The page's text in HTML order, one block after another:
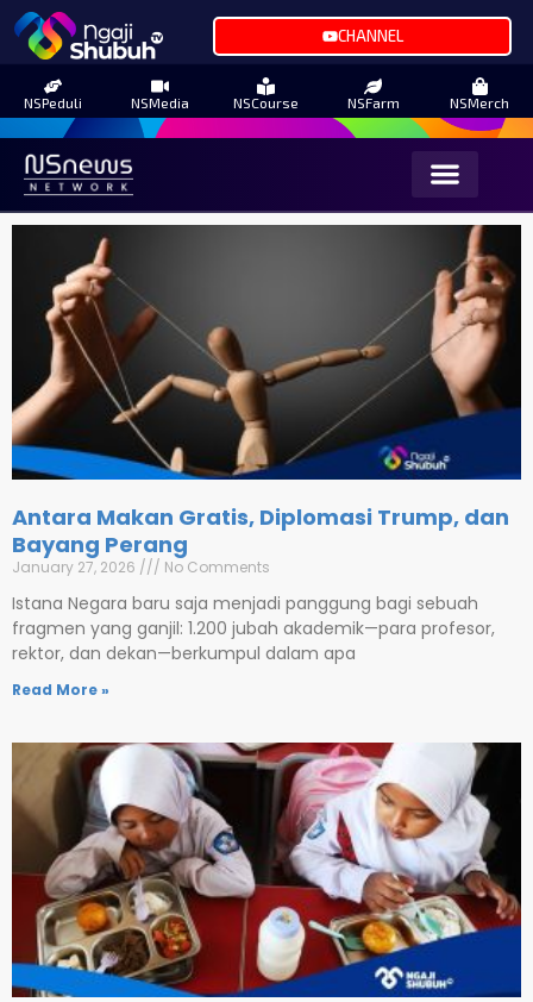
CHANNEL
NSPeduli NSMedia NSCourse NSFarm NSMerch
Antara Makan Gratis, Diplomasi Trump, dan
Bayang Perang
January 27, 2026 No Comments
Istana Negara baru saja menjadi panggung bagi sebuah
fragmen yang ganjil: 1.200 jubah akademik—para profesor,
rektor, dan dekan—berkumpul dalam apa
Read More »